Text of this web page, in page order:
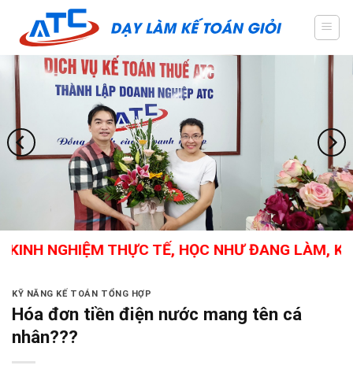
content
THỰC TẾ, HỌC NHƯ ĐANG LÀM, KẾ
KỸ NĂNG KẾ TOÁN TỔNG HỢP
Hóa đơn tiền điện nước mang tên cá
nhân???